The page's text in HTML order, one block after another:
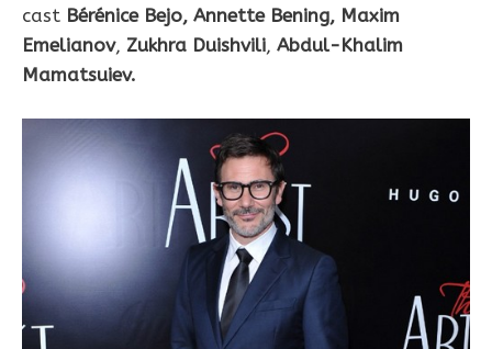
cast Bérénice Bejo, Annette Bening, Maxim
Emelianov, Zukhra Duishvili, Abdul-Khalim
Mamatsuiev.